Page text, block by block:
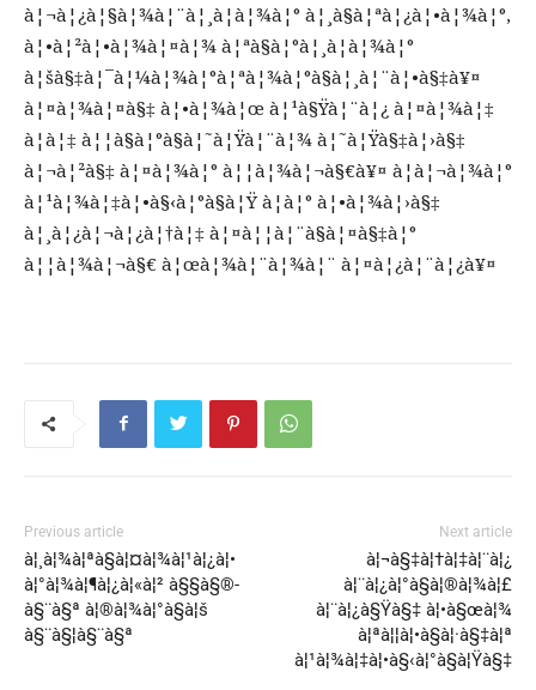
à¦¬à¦¿à¦§à¦¾à¦¨à¦¸à¦­à¦¾à¦° à¦¸à§à¦ªà¦¿à¦•à¦¾à¦°,
à¦•à¦²à¦•à¦¾à¦¤à¦¾ à¦ªà§à¦°à¦¸à¦­à¦¾à¦°
à¦šà§‡à¦¯à¦¼à¦¾à¦°à¦ªà¦¾à¦°à§à¦¸à¦¨à¦•à§‡à¥¤
à¦¤à¦¾à¦¤à§‡ à¦•à¦¾à¦œ à¦¹à§Ÿà¦¨à¦¿ à¦¤à¦¾à¦‡
à¦à¦‡ à¦¦à§à¦°à§à¦˜à¦Ÿà¦¨à¦¾ à¦˜à¦Ÿà§‡à¦›à§‡
à¦¬à¦²à§‡ à¦¤à¦¾à¦° à¦¦à¦¾à¦¬à§€à¥¤ à¦à¦¬à¦¾à¦°
à¦¹à¦¾à¦‡à¦•à§‹à¦°à§à¦Ÿ à¦à¦° à¦•à¦¾à¦›à§‡
à¦¸à¦¿à¦¬à¦¿à¦†à¦‡ à¦¤à¦¦à¦¨à§à¦¤à§‡à¦°
à¦¦à¦¾à¦¬à§€ à¦œà¦¾à¦¨à¦¾à¦¨ à¦¤à¦¿à¦¨à¦¿à¥¤
Previous article
à¦¸à¦¾à¦ªà§à¦¤à¦¾à¦¹à¦¿à¦•
à¦°à¦¾à¦¶à¦¿à¦«à¦² à§§à§®-
à§¨à§ª à¦®à¦¾à¦°à§à¦š
à§¨à§¦à§¨à§ª
Next article
à¦¬à§‡à¦†à¦‡à¦¨à¦¿
à¦¨à¦¿à¦°à§à¦®à¦¾à¦£
à¦¨à¦¿à§Ÿà§‡ à¦•à§œà¦¾
à¦ªà¦¦à¦•à§à¦·à§‡à¦ª
à¦¹à¦¾à¦‡à¦•à§‹à¦°à§à¦Ÿà§‡